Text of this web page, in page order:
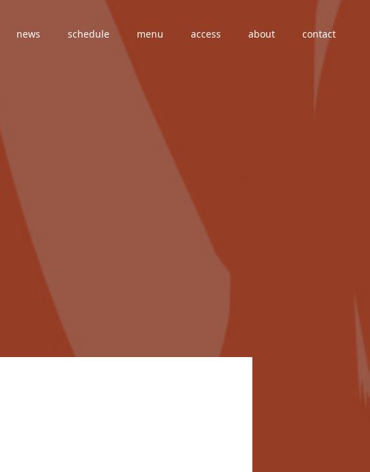
news schedule menu access about contact